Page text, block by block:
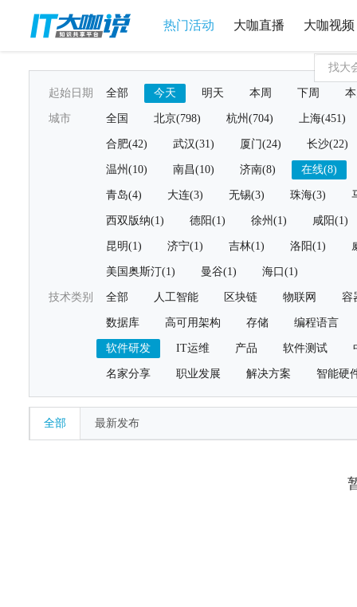
热门活动 大咖直播 大咖视频
起始日期 全部 今天 明天 本周 下周
城市 全国 北京(798) 杭州(704) 上海(451)
合肥(42) 武汉(31) 厦门(24) 长沙(22)
温州(10) 南昌(10) 济南(8) 在线(8)
青岛(4) 大连(3) 无锡(3) 珠海(3)
西双版纳(1) 德阳(1) 徐州(1) 咸阳(1)
昆明(1) 济宁(1) 吉林(1) 洛阳(1)
美国奥斯汀(1) 曼谷(1) 海口(1)
技术类别 全部 人工智能 区块链 物联网 容
数据库 高可用架构 存储 编程语言
软件研发 IT运维 产品 软件测试
名家分享 职业发展 解决方案 智能硬
全部 最新发布